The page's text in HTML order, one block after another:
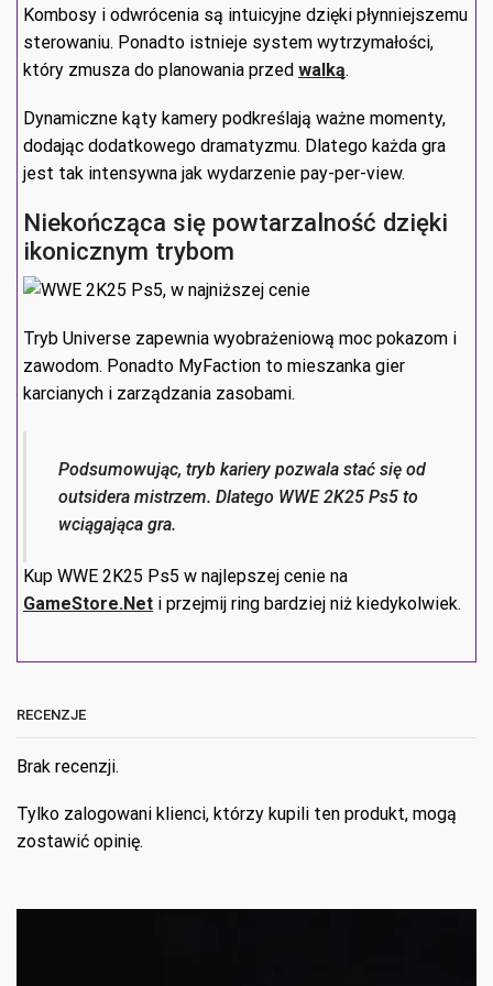
Kombosy i odwrócenia są intuicyjne dzięki płynniejszemu
sterowaniu. Ponadto istnieje system wytrzymałości,
który zmusza do planowania przed walką.
Dynamiczne kąty kamery podkreślają ważne momenty,
dodając dodatkowego dramatyzmu. Dlatego każda gra
jest tak intensywna jak wydarzenie pay-per-view.
Niekończąca się powtarzalność dzięki
ikonicznym trybom
Tryb Universe zapewnia wyobrażeniową moc pokazom i
zawodom. Ponadto MyFaction to mieszanka gier
karcianych i zarządzania zasobami.
Podsumowując, tryb kariery pozwala stać się od
outsidera mistrzem. Dlatego WWE 2K25 Ps5 to
wciągająca gra.
Kup WWE 2K25 Ps5 w najlepszej cenie na
GameStore.Net i przejmij ring bardziej niż kiedykolwiek.
RECENZJE
Brak recenzji.
Tylko zalogowani klienci, którzy kupili ten produkt, mogą
zostawić opinię.